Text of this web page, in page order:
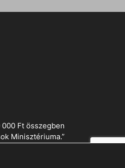
Ft összegben
Minisztériuma.”